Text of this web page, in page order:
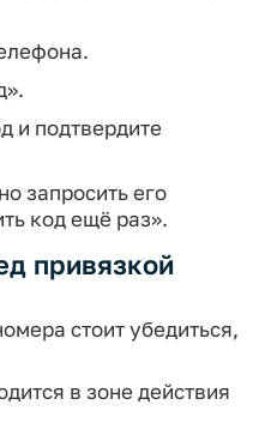
и подтвердите
запросить его
код ещё раз».
привязкой
стоит убедиться,
в зоне действия